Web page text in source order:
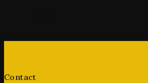
Contact